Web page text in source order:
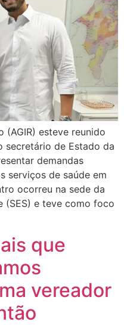
(AGIR) esteve reunido
secretário de Estado da
demandas
serviços de saúde em
ocorreu na sede da
(SES) e teve como foco
que
vereador